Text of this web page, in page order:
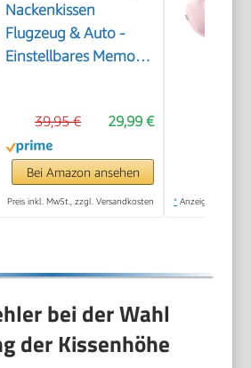
Nackenkissen
Flugzeug & Auto -
Einstellbares Memory
Druckknöpfen für
360° Stütze,
atmungsaktiver
weicher Bezug - inkl.
29,99 €
39,95 €
Bei Amazon ansehen
Preis inkl. MwSt., zzgl. Versandkosten * Anzeige
bei der Wahl
der Kissenhöhe